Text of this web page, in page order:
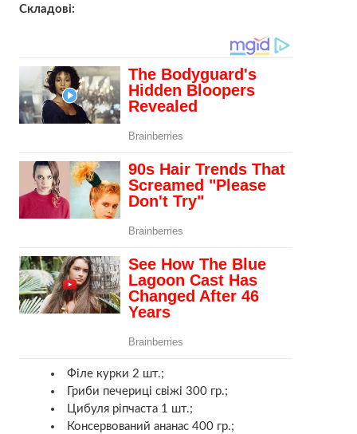
Складові:
Філе курки 2 шт.;
Гриби печериці свіжі 300 гр.;
Цибуля ріпчаста 1 шт.;
Консервований ананас 400 гр.;